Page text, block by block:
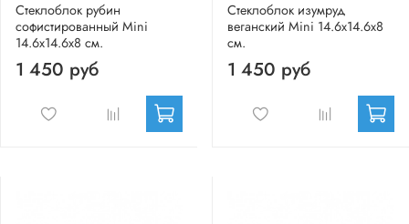
Стеклоблок рубин
софистированный Mini
14.6x14.6x8 см.
1 450 руб
Стеклоблок изумруд
веганский Mini 14.6x14.6x8
см.
1 450 руб